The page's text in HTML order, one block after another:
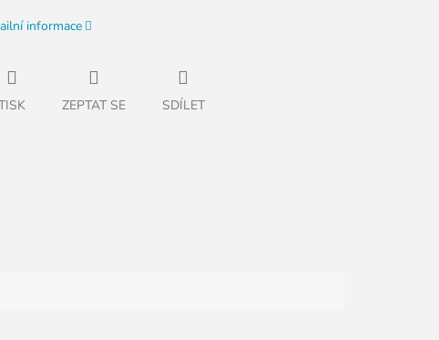
informace
ZEPTAT SE SDÍLET